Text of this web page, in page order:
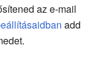
az e-mail
add